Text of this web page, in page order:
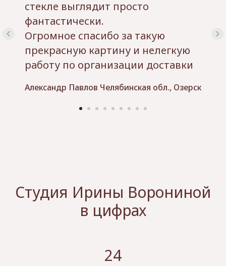
стекле выглядит просто
фантастически.
Огромное спасибо за такую
прекрасную картину и нелегкую
работу по организации доставки
Александр Павлов Челябинская обл., Озерск
Студия Ирины Ворониной
в цифрах
24